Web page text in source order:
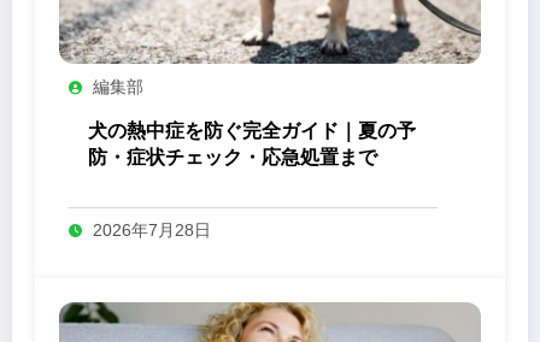
編集部
犬の熱中症を防ぐ完全ガイド｜夏の予
防・症状チェック・応急処置まで
2026年7月28日